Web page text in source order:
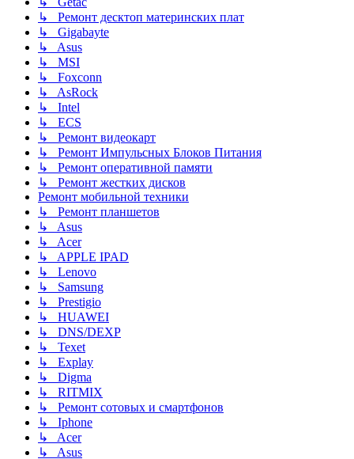
↳ Ремонт десктоп материнских плат
↳ Gigabayte
↳ Asus
↳ MSI
↳ Foxconn
↳ AsRock
↳ Intel
↳ ECS
↳ Ремонт видеокарт
↳ Ремонт Импульсных Блоков Питания
↳ Ремонт оперативной памяти
↳ Ремонт жестких дисков
Ремонт мобильной техники
↳ Ремонт планшетов
↳ Asus
↳ Acer
↳ APPLE IPAD
↳ Lenovo
↳ Samsung
↳ Prestigio
↳ HUAWEI
↳ DNS/DEXP
↳ Texet
↳ Explay
↳ Digma
↳ RITMIX
↳ Ремонт сотовых и смартфонов
↳ Iphone
↳ Acer
↳ Asus